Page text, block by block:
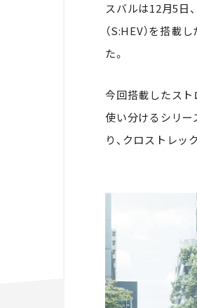
スバルは12月5日
（S:HEV）を搭載
た。
今回搭載したスト
使い分けるシリー
り、クロストレッ